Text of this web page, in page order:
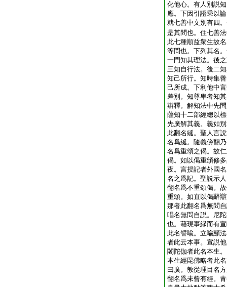
化他心。有人別説
應。下因引證乘以
就七善中文別有四
是其問也。住七善
此七種順益衆生故
等問也。下列其名
一門知其理法。後
三知自行法。後二
知己所行。知時集
己所成。下利他中
差別。知尊卑者知
辯釋。解知法中先
薩知十二部經總以
先廣解其義。義如
此翻名綖。聖人言
名爲綖。隨義傍翻
名爲重頌之偈。故
偈。如以偈重頌修
夜。言授記者外國
名之爲記。聖説示
翻名爲不重頌偈。
重頌。如直以偈辭
那者此翻名爲無問
唱名無問自説。尼
也。藉現事縁而有
此名譬喩。立喩顯
者此云本事。宣説
闍陀伽者此名本生
本生經毘佛略者此
曰廣。教從理目名
翻名爲未曾有經。